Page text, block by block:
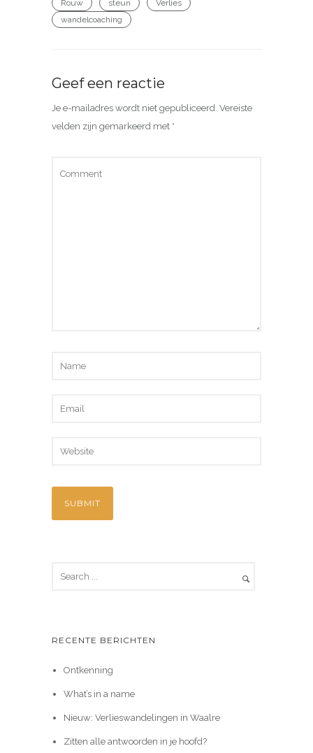
Rouw steun
Verlies
wandelcoaching
Geef een reactie
Je e-mailadres wordt niet gepubliceerd. Vereiste
velden zijn gemarkeerd met *
RECENTE BERICHTEN
Ontkenning
What’s in a name
Nieuw: Verlieswandelingen in Waalre
Zitten alle antwoorden in je hoofd?